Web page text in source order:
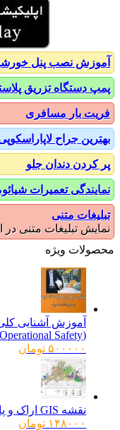
نصب پنل خورشیدی
دستگاه تزریق پلاستیک
بار مسافری
جراح لاپاراسکوپی
دندان جلو
تعمیرات شیائومی
متنی
تبلیغات متنی در اینجا
ویژه
آموزش آشنایی کلی با
۵۰۰۰۰۰ تومان
نقشه GIS اراک و پاورپوینت و نقشه اتوکد طرح جامع اراک
۱۴۸۰۰۰ تومان